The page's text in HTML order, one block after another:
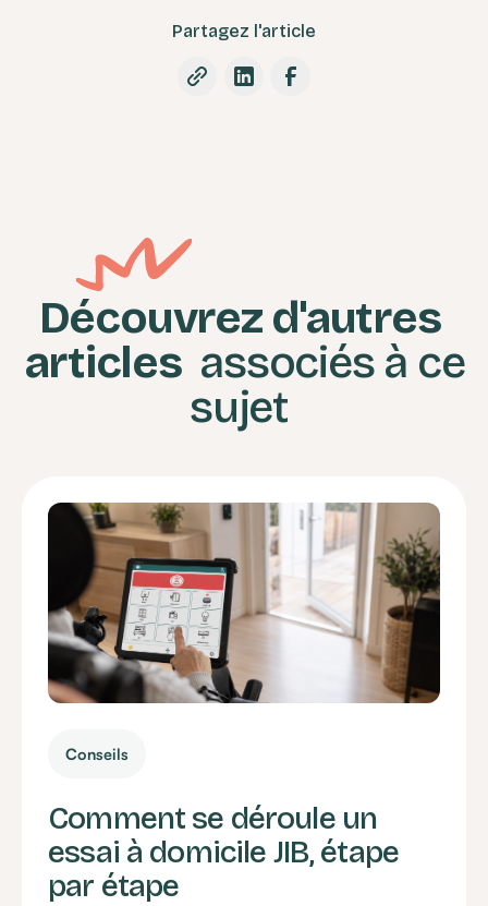
Partagez l'article
Découvrez d'autres
articles associés à ce
sujet
Conseils
Comment se déroule un
essai à domicile JIB, étape
par étape